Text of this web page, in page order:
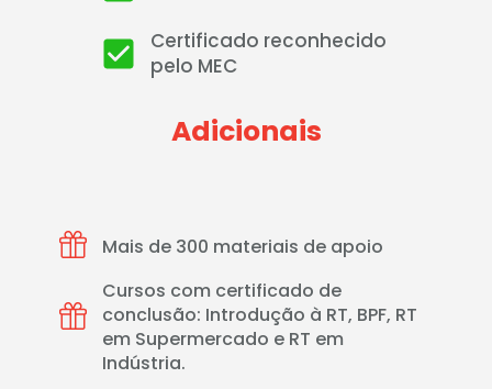
Certificado reconhecido
pelo MEC
Adicionais
Mais de 300 materiais de apoio
Cursos com certificado de
conclusão: Introdução à RT, BPF, RT
em Supermercado e RT em
Indústria.